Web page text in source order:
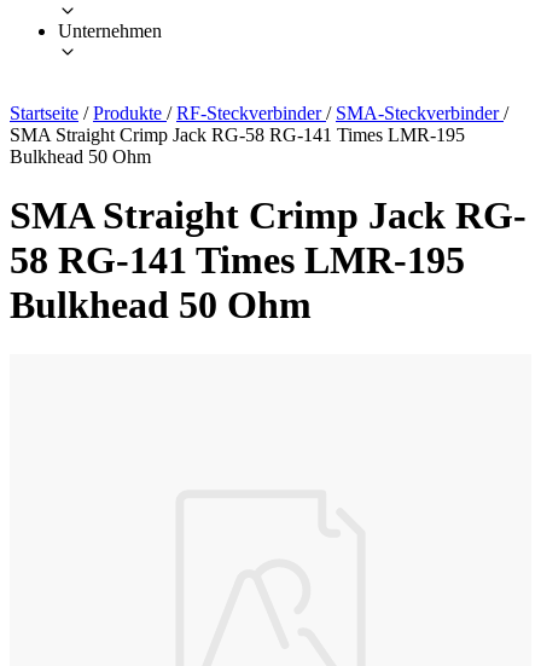
Unternehmen
Startseite / Produkte / RF-Steckverbinder/ SMA-Steckverbinder/
SMA Straight Crimp Jack RG-58 RG-141 Times LMR-195
Bulkhead 50 Ohm
SMA Straight Crimp Jack RG-
58 RG-141 Times LMR-195
Bulkhead 50 Ohm